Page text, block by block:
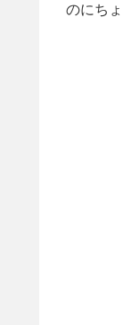
のにち